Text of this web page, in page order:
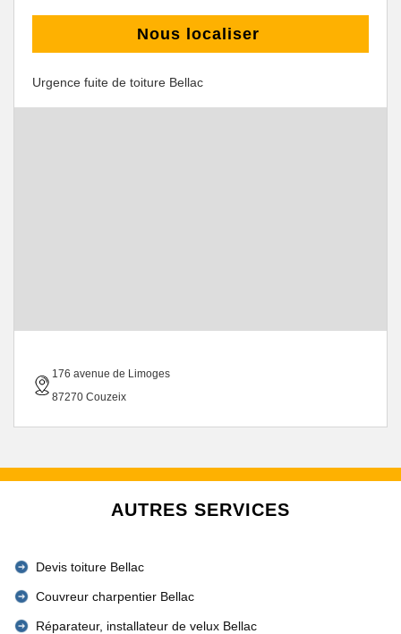
Nous localiser
Urgence fuite de toiture Bellac
176 avenue de Limoges
87270 Couzeix
AUTRES SERVICES
Devis toiture Bellac
Couvreur charpentier Bellac
Réparateur, installateur de velux Bellac